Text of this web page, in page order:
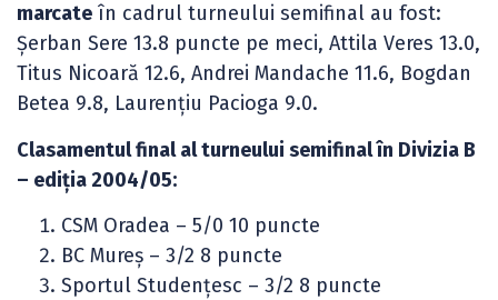
marcate în cadrul turneului semifinal au fost:
Șerban Sere 13.8 puncte pe meci, Attila Veres 13.0,
Titus Nicoară 12.6, Andrei Mandache 11.6, Bogdan
Betea 9.8, Laurențiu Pacioga 9.0.
Clasamentul final al turneului semifinal în Divizia B
– ediția 2004/05:
CSM Oradea – 5/0 10 puncte
BC Mureș – 3/2 8 puncte
Sportul Studențesc – 3/2 8 puncte